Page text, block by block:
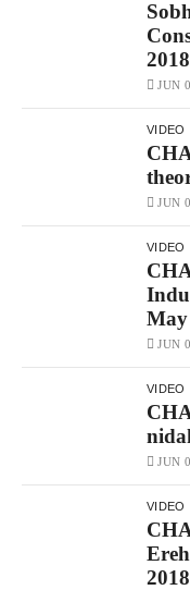
2018
JUN
VIDEO
JUN
VIDEO
May
JUN
VIDEO
JUN
VIDEO
2018